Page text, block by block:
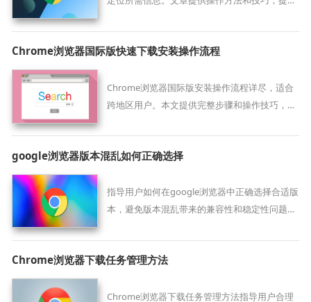
Chrome浏览器国际版快速下载安装操作流程
Chrome浏览器国际版安装操作流程详尽，适合
跨地区用户。本文提供完整步骤和操作技巧，帮
google浏览器版本混乱如何正确选择
指导用户如何在google浏览器中正确选择合适版
本，避免版本混乱带来的兼容性和稳定性问题，
Chrome浏览器下载任务管理方法
Chrome浏览器下载任务管理方法指导用户合理